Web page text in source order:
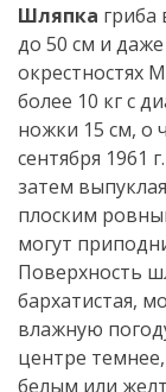
Шляпка гриба
до 50 см и
окрестностях
более 10 кг с
ножки 15 см, о
сентября 1961
затем
плоским
могут
Поверхность
бархатистая,
влажную
центре
белым или